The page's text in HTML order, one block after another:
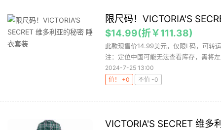
限尺码！VICTORIA'S
$14.99(折￥111.38)
此款现售价14.99美元，仅限L码，可转
注：定位中国可能无法查看库存，需将
2024-7-25 13:00
值！ +0
不值 -0
VICTORIA'S SECRET 维